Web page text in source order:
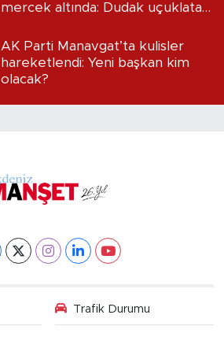
mercek altında: Dudak uçuklatan
AK Parti Manavgat’ta kulisler
hareketlendi: Yeni başkan kim
olacak?
Trafik Durumu